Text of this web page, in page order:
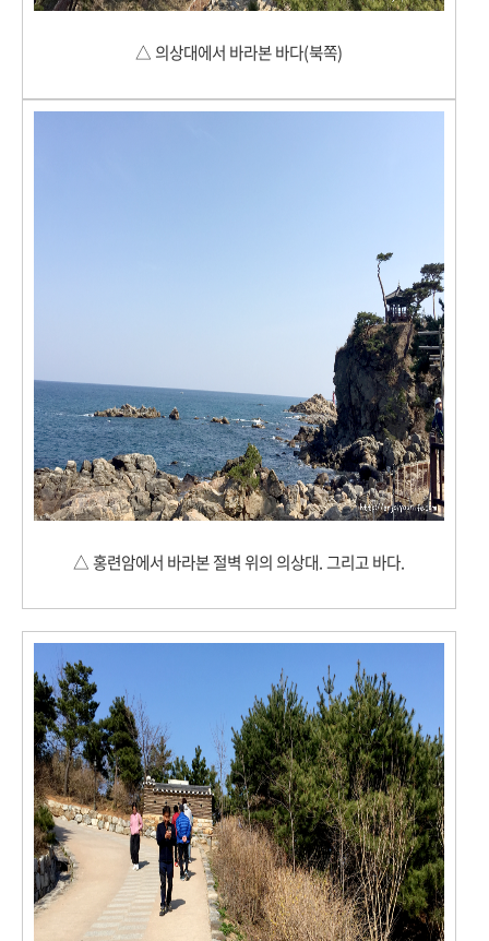
△ 의상대에서 바라본 바다(북쪽)
△홍련암에서 바라본 절벽 위의 의상대. 그리고 바다.